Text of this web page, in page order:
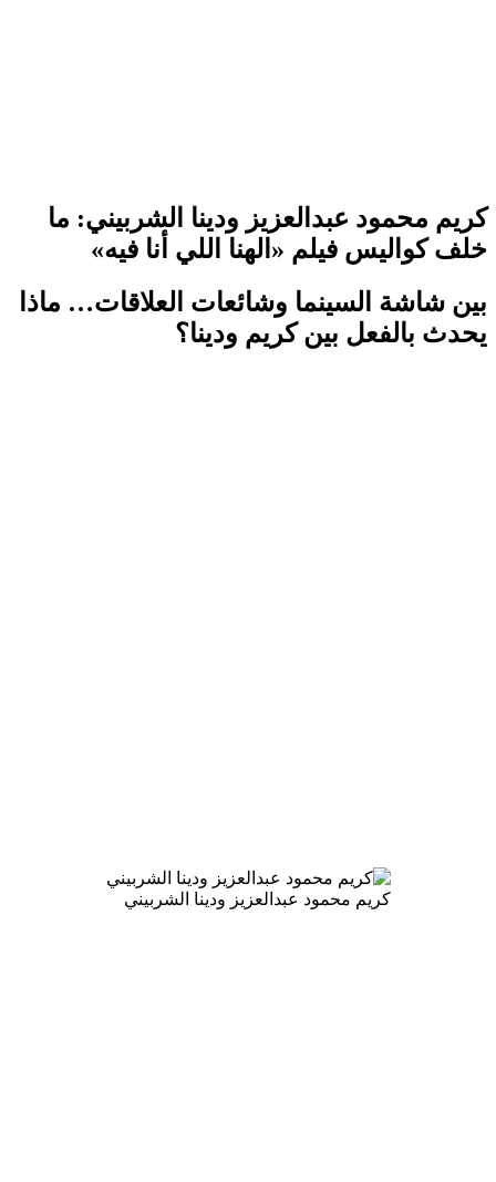
كريم محمود عبدالعزيز ودينا الشربيني: ما
خلف كواليس فيلم «الهنا اللي أنا فيه»
بين شاشة السينما وشائعات العلاقات… ماذا
يحدث بالفعل بين كريم ودينا؟
كريم محمود عبدالعزيز ودينا الشربيني